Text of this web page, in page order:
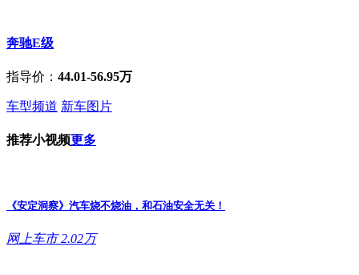
奔驰E级
指导价： 44.01-56.95万
车型频道 新车图片
推荐小视频更多
《安定洞察》汽车烧不烧油，和石油安全无关！
网上车市 2.02万